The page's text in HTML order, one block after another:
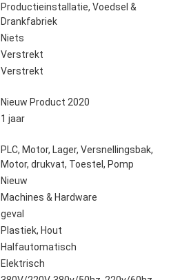
Productieinstallatie, Voedsel &
Drankfabriek
Niets
Verstrekt
Verstrekt
Nieuw Product 2020
1 jaar
PLC, Motor, Lager, Versnellingsbak,
Motor, drukvat, Toestel, Pomp
Nieuw
Machines & Hardware
geval
Plastiek, Hout
Halfautomatisch
Elektrisch